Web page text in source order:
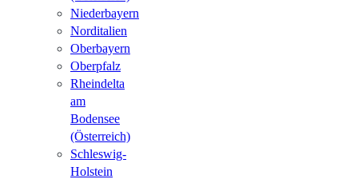
Niederbayern
Norditalien
Oberbayern
Oberpfalz
Rheindelta
am
Bodensee
(Österreich)
Schleswig-
Holstein